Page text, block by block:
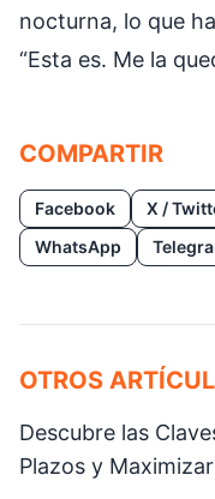
nocturna, lo que
“Esta es. Me la
COMPARTIR
Facebook X /
WhatsApp
OTROS
Descubre las
Plazos y